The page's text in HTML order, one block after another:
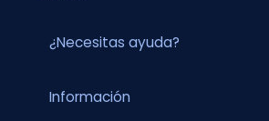
¿Necesitas ayuda?
Información